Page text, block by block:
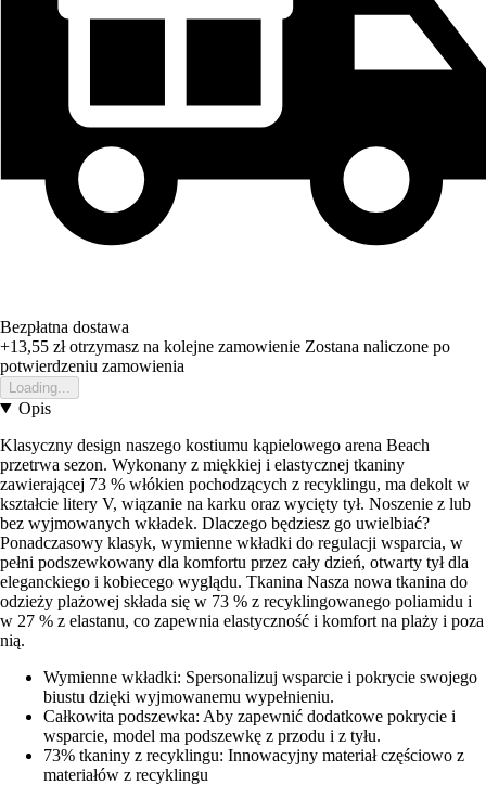
Bezpłatna dostawa
+13,55 złotrzymasz na kolejne zamowienie Zostana naliczone po
potwierdzeniu zamowienia
Loading...
Opis
Klasyczny design naszego kostiumu kąpielowego arena Beach
przetrwa sezon. Wykonany z miękkiej i elastycznej tkaniny
zawierającej 73 % włókien pochodzących z recyklingu, ma dekolt w
kształcie litery V, wiązanie na karku oraz wycięty tył. Noszenie z lub
bez wyjmowanych wkładek. Dlaczego będziesz go uwielbiać?
Ponadczasowy klasyk, wymienne wkładki do regulacji wsparcia, w
pełni podszewkowany dla komfortu przez cały dzień, otwarty tył dla
eleganckiego i kobiecego wyglądu. Tkanina Nasza nowa tkanina do
odzieży plażowej składa się w 73 % z recyklingowanego poliamidu i
w 27 % z elastanu, co zapewnia elastyczność i komfort na plaży i poza
nią.
Wymienne wkładki: Spersonalizuj wsparcie i pokrycie swojego
biustu dzięki wyjmowanemu wypełnieniu.
Całkowita podszewka: Aby zapewnić dodatkowe pokrycie i
wsparcie, model ma podszewkę z przodu i z tyłu.
73% tkaniny z recyklingu: Innowacyjny materiał częściowo z
materiałów z recyklingu